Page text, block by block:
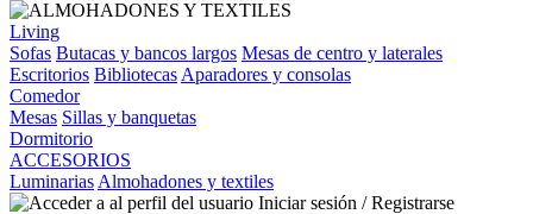
Living
Sofas Butacas y bancos largos Mesas de centro y laterales
Escritorios Bibliotecas Aparadores y consolas
Comedor
Mesas Sillas y banquetas
Dormitorio
ACCESORIOS
Luminarias Almohadones y textiles
Iniciar sesión / Registrarse